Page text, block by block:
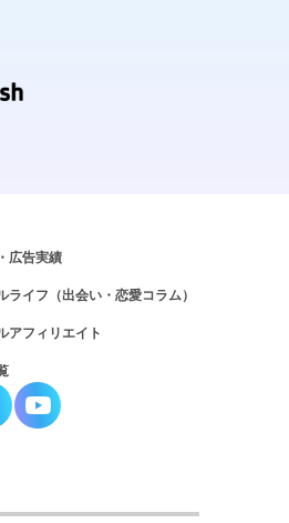
広告実績
ライフ（出会い・恋愛コラム）
アフィリエイト